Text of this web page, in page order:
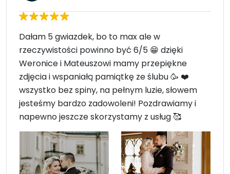
Dałam 5 gwiazdek, bo to max ale w
rzeczywistości powinno być 6/5 😁 dzięki
Weronice i Mateuszowi mamy przepiękne
zdjęcia i wspaniałą pamiątkę ze ślubu 🥳 ❤️
wszystko bez spiny, na pełnym luzie, słowem
jesteśmy bardzo zadowoleni! Pozdrawiamy i
napewno jeszcze skorzystamy z usług 🥰